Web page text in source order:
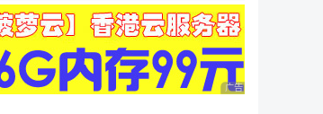
广告 商业广告，理性